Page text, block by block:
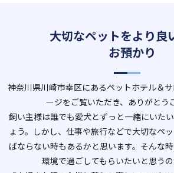
大切なペットをより良
お預かり
神奈川県川崎市幸区にあるペットホテル＆
ージをご覧いただき、ありがとう
飼い主様は誰でも愛犬とずっと一緒にいた
ょう。しかし、仕事や旅行などで大切なペ
ばならない時もあるかと思います。そんな
環境で過ごしてもらいたいと思うの